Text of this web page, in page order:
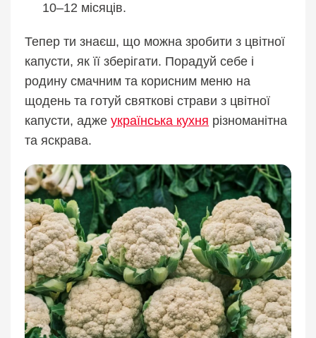
10–12 місяців.
Тепер ти знаєш, що можна зробити з цвітної
капусти, як її зберігати. Порадуй себе і
родину смачним та корисним меню на
щодень та готуй святкові страви з цвітної
капусти, адже українська кухня різноманітна
та яскрава.